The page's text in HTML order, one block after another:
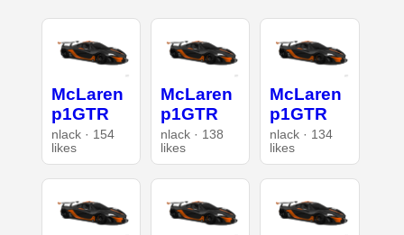
McLaren
p1GTR
nlack · 154
likes
McLaren
p1GTR
nlack · 138
likes
McLaren
p1GTR
nlack · 134
likes